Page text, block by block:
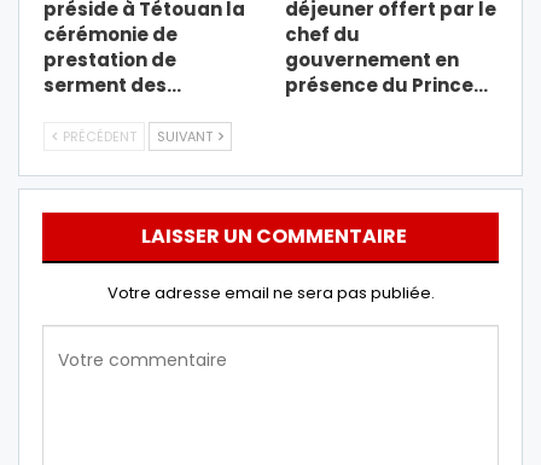
préside à Tétouan la
cérémonie de
prestation de
serment des…
déjeuner offert par le
chef du
gouvernement en
présence du Prince…
PRÉCÉDENT SUIVANT
LAISSER UN COMMENTAIRE
Votre adresse email ne sera pas publiée.